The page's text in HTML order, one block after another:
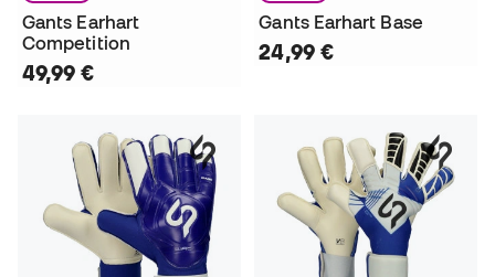
Gants Earhart
Competition
49,99 €
Gants Earhart Base
24,99 €